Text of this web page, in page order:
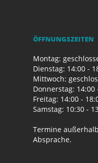
ÖFFNUNGSZEITEN
Montag:
Dienstag: 14:00 -
Mittwoch:
Donnerstag: 14:00
Freitag: 14:00 -
Samstag: 10:30 -
Termine
Absprache.